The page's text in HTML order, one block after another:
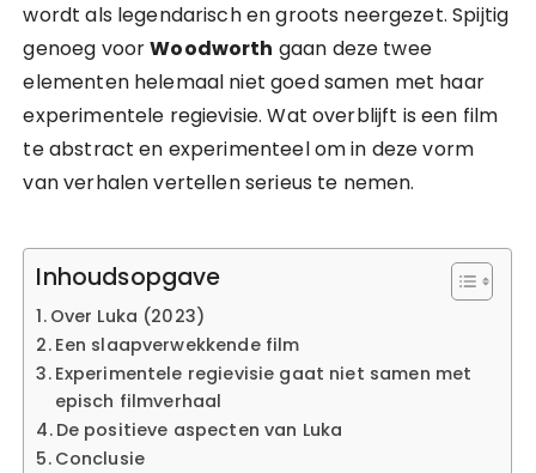
wordt als legendarisch en groots neergezet. Spijtig
genoeg voorWoodworth gaan deze twee
elementen helemaal niet goed samen met haar
experimentele regievisie. Wat overblijft is een film
te abstract en experimenteel om in deze vorm
van verhalen vertellen serieus te nemen.
Inhoudsopgave
Over Luka (2023)
Een slaapverwekkende film
Experimentele regievisie gaat niet samen met
episch filmverhaal
De positieve aspecten van Luka
Conclusie